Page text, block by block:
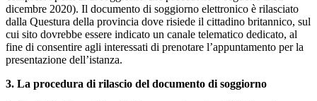
dicembre 2020). Il documento di soggiorno elettronico è rilasciato
dalla Questura della provincia dove risiede il cittadino britannico, sul
cui sito dovrebbe essere indicato un canale telematico dedicato, al
fine di consentire agli interessati di prenotare l’appuntamento per la
presentazione dell’istanza.
3. La procedura di rilascio del documento di soggiorno